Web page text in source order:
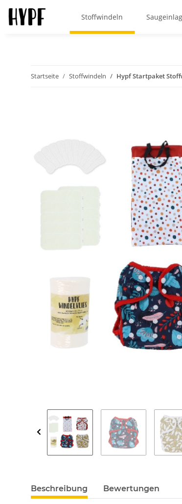
Stoffwindeln
Startseite Stoffwindeln Hypf Startpaket
Beschreibung Bewertungen